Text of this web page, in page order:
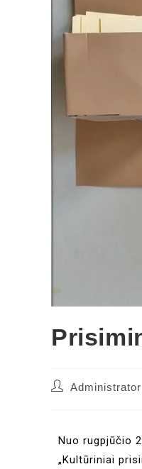
Nuo rugpjūčio
„Kultūriniai